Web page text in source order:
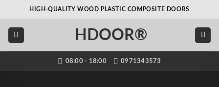
nội
dung
HIGH-QUALITY WOOD PLASTIC COMPOSITE DOORS
HDOOR®
08:00 - 18:00 0971343573